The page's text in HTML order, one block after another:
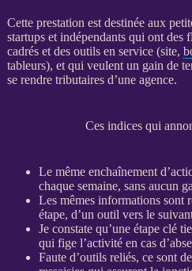
Cette prestation est destinée aux
startups et indépendants qui ont des
cadrés et des outils en service (site,
tableurs), et qui veulent un gain de
se rendre tributaires d’une agence.
Ces indices qui
Le même enchaînement
chaque semaine, sans aucun
Les mêmes informations sont
étape, d’un outil vers le
Je constate qu’une étape clé
qui fige l’activité en cas
Faute d’outils reliés, ce sont